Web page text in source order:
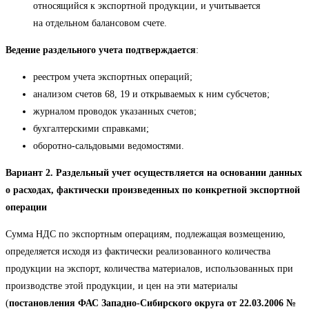
относящийся к экспортной продукции, и учитывается
на отдельном балансовом счете.
Ведение раздельного учета подтверждается:
реестром учета экспортных операций;
анализом счетов 68, 19 и открываемых к ним субсчетов;
журналом проводок указанных счетов;
бухгалтерскими справками;
оборотно-сальдовыми ведомостями.
Вариант 2. Раздельный учет осуществляется на основании данных
о расходах, фактически произведенных по конкретной экспортной
операции
Сумма НДС по экспортным операциям, подлежащая возмещению,
определяется исходя из фактически реализованного количества
продукции на экспорт, количества материалов, использованных при
производстве этой продукции, и цен на эти материалы
(постановления ФАС Западно-Сибирского округа от 22.03.2006 №